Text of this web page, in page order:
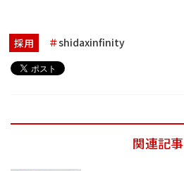
採用 shidaxinfinity
関連記事